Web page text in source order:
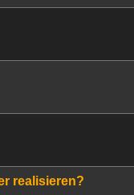
realisieren?